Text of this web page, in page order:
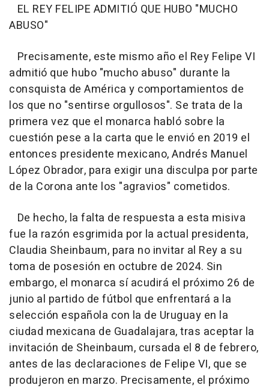
EL REY FELIPE ADMITIÓ QUE HUBO "MUCHO
ABUSO"
Precisamente, este mismo año el Rey Felipe VI
admitió que hubo "mucho abuso" durante la
consquista de América y comportamientos de
los que no "sentirse orgullosos". Se trata de la
primera vez que el monarca habló sobre la
cuestión pese a la carta que le envió en 2019 el
entonces presidente mexicano, Andrés Manuel
López Obrador, para exigir una disculpa por parte
de la Corona ante los "agravios" cometidos.
De hecho, la falta de respuesta a esta misiva
fue la razón esgrimida por la actual presidenta,
Claudia Sheinbaum, para no invitar al Rey a su
toma de posesión en octubre de 2024. Sin
embargo, el monarca sí acudirá el próximo 26 de
junio al partido de fútbol que enfrentará a la
selección española con la de Uruguay en la
ciudad mexicana de Guadalajara, tras aceptar la
invitación de Sheinbaum, cursada el 8 de febrero,
antes de las declaraciones de Felipe VI, que se
produjeron en marzo. Precisamente, el próximo